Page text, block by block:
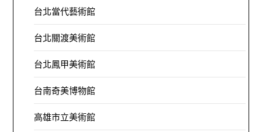
台北當代藝術館
台北關渡美術館
台北鳳甲美術館
台南奇美博物館
高雄市立美術館